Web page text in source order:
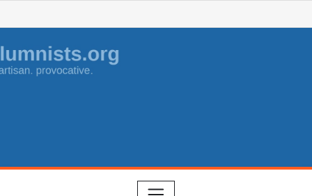
to
content